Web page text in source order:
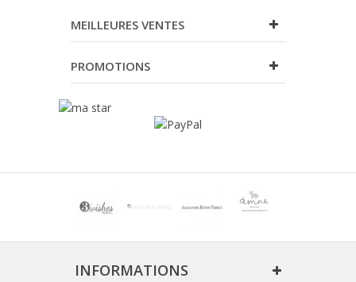
MEILLEURES VENTES
PROMOTIONS
INFORMATIONS